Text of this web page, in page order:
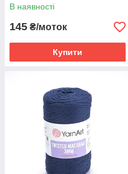
В наявності
145 ₴/моток
Купити